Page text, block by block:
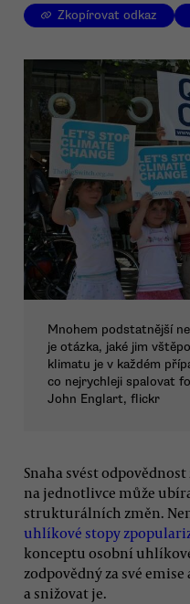
Zkopírovat odkaz
Mnohem podstatnější
je otázka, jaké jim
klimatu je v každém
co nejrychleji spalovat
John Englart, flickr
Snaha svést
na jednotlivce může
strukturálních změn.
uhlíkové stopy
konceptu osobní
zodpovědný za své
a snižovat je.